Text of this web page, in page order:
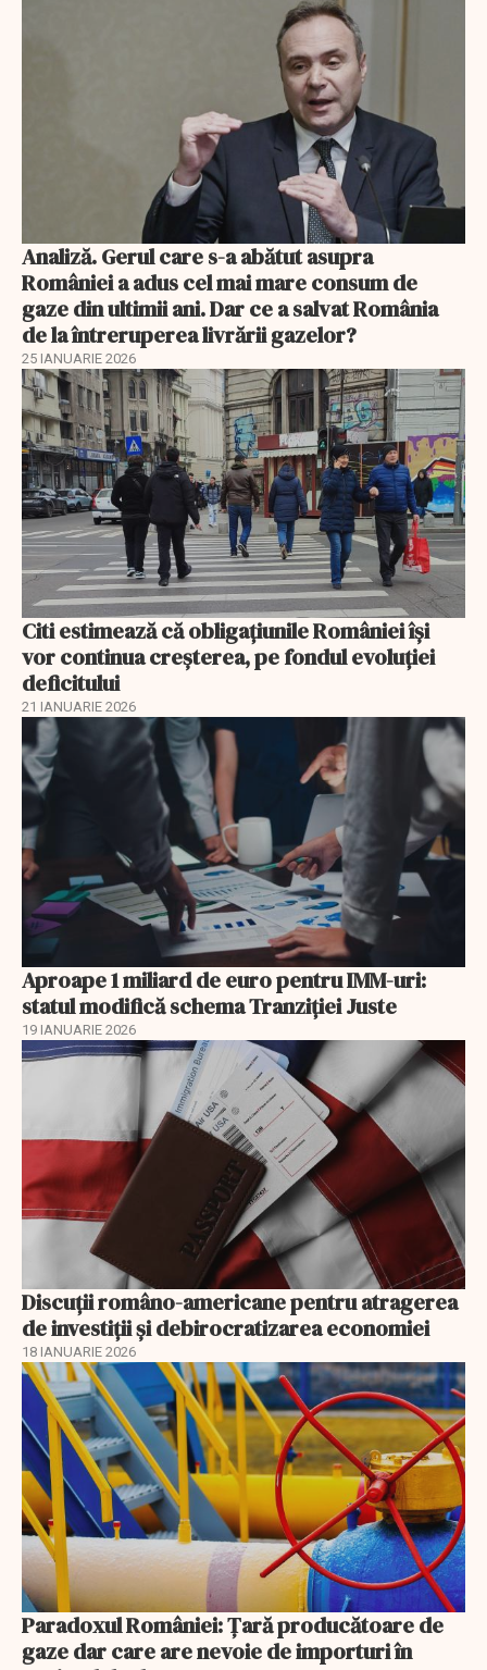
Analiză. Gerul care s-a abătut asupra
României a adus cel mai mare consum de
gaze din ultimii ani. Dar ce a salvat România
de la întreruperea livrării gazelor?
25 IANUARIE 2026
Citi estimează că obligațiunile României își
vor continua creșterea, pe fondul evoluției
deficitului
21 IANUARIE 2026
Aproape 1 miliard de euro pentru IMM-uri:
statul modifică schema Tranziției Juste
19 IANUARIE 2026
Discuţii româno-americane pentru atragerea
de investiţii şi debirocratizarea economiei
18 IANUARIE 2026
Paradoxul României: Ţară producătoare de
gaze dar care are nevoie de importuri în